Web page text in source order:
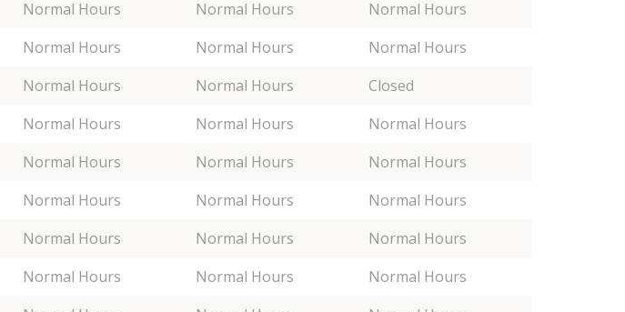
Normal Hours Normal Hours
Normal Hours
Normal Hours Normal Hours
Normal Hours
Normal Hours Normal Hours
Closed
Normal Hours Normal Hours
Normal Hours
Normal Hours Normal Hours
Normal Hours
Normal Hours Normal Hours
Normal Hours
Normal Hours Normal Hours
Normal Hours
Normal Hours Normal Hours
Normal Hours